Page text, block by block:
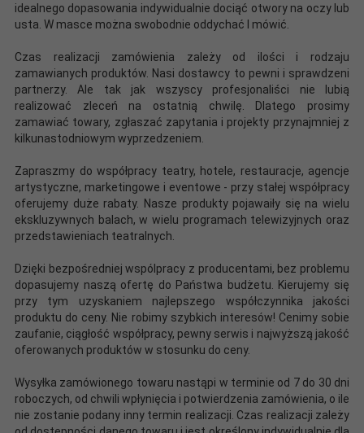
idealnego dopasowania indywidualnie dociąć otwory na oczy lub
usta. W masce można swobodnie oddychać I mówić.
Czas realizacji zamówienia zależy od ilości i rodzaju
zamawianych produktów. Nasi dostawcy to pewni i sprawdzeni
partnerzy. Ale tak jak wszyscy profesjonaliści nie lubią
realizować zleceń na ostatnią chwilę. Dlatego prosimy
zamawiać towary, zgłaszać zapytania i projekty przynajmniej z
kilkunastodniowym wyprzedzeniem.
Zapraszmy do współpracy teatry, hotele, restauracje, agencje
artystyczne, marketingowe i eventowe - przy stałej współpracy
oferujemy duże rabaty. Nasze produkty pojawaiły się na wielu
ekskluzywnych balach, w wielu programach telewizyjnych oraz
przedstawieniach teatralnych.
Dzięki bezpośredniej wspólpracy z producentami, bez problemu
dopasujemy naszą ofertę do Państwa budżetu. Kierujemy się
przy tym uzyskaniem najlepszego współczynnika jakości
produktu do ceny. Nie robimy szybkich interesów! Cenimy sobie
zaufanie, ciągłość współpracy, pewny serwis i najwyższą jakość
oferowanych produktów w stosunku do ceny.
Wysyłka zamówionego towaru nastąpi w terminie od 7 do 30 dni
roboczych, od chwili wpłynięcia i potwierdzenia zamówienia, o ile
nie zostanie podany inny termin realizacji. Czas realizacji zależy